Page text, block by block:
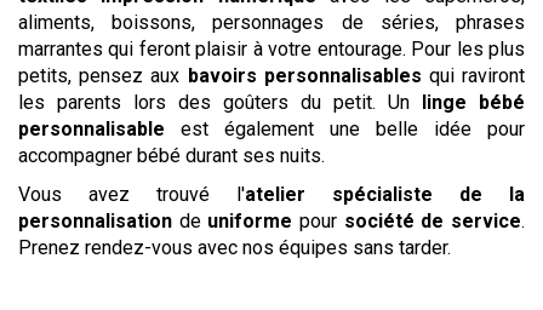
aliments, boissons, personnages de séries, phrases
marrantes qui feront plaisir à votre entourage. Pour les plus
petits, pensez aux bavoirs personnalisables qui raviront
les parents lors des goûters du petit. Un
linge bébé
personnalisable est également une belle idée pour
accompagner bébé durant ses nuits.
Vous avez trouvé l'atelier spécialiste de la
personnalisation de uniforme pour société de service.
Prenez rendez-vous avec nos équipes sans tarder.